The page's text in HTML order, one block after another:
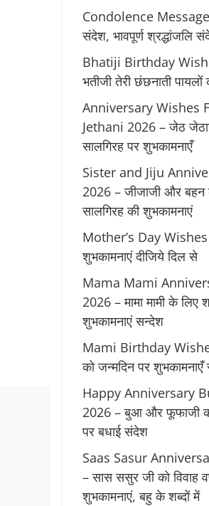
Condolence
संदेश, भावपूर्ण श्रद्धांजलि
Bhatiji Birthday
भतीजी तेरी छंछनाती
Anniversary Wishes
Jethani 2026 – जेठ
सालगिरह पर शुभकामनाएँ
Sister and Jiju
2026 – जीजाजी और बहन
सालगिरह की शुभकामनाएं
Mother’s Day Wishes
शुभकामनाएं दीजिये दिल से
Mama Mami
2026 – मामा मामी के लिए
शुभकामनाएं सन्देश
Mami Birthday
को जन्मदिन पर
Happy Anniversary
2026 – बुआ और फूफाजी
पर बधाई संदेश
Saas Sasur
– सास ससुर जी को विवाह
शुभकामनाएं, बहु के शब्दों में